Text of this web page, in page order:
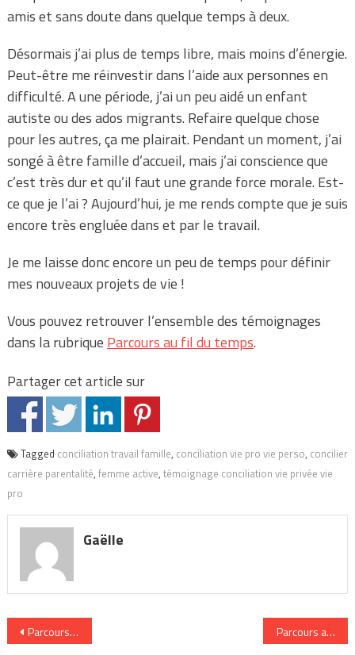
amis et sans doute dans quelque temps à deux.
Désormais j’ai plus de temps libre, mais moins d’énergie.
Peut-être me réinvestir dans l’aide aux personnes en
difficulté. A une période, j’ai un peu aidé un enfant
autiste ou des ados migrants. Refaire quelque chose
pour les autres, ça me plairait. Pendant un moment, j’ai
songé à être famille d’accueil, mais j’ai conscience que
c’est très dur et qu’il faut une grande force morale. Est-
ce que je l’ai ? Aujourd’hui, je me rends compte que je suis
encore très engluée dans et par le travail.
Je me laisse donc encore un peu de temps pour définir
mes nouveaux projets de vie !
Vous pouvez retrouver l’ensemble des témoignages
dans la rubrique Parcours au fil du temps.
Partager cet article sur
Tagged conciliation travail famille, conciliation vie pro vie perso, concilier
carrière parentalité, femme active, témoignage conciliation vie privée vie
pro
Gaëlle
Navigation
Parcours au fil du temps : Véronique Parcours au fil